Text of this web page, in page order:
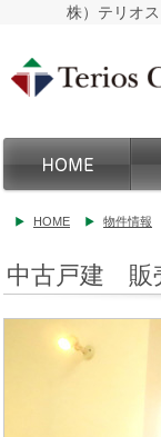
株）テリオ
HOME 物件情報
中古戸建 販